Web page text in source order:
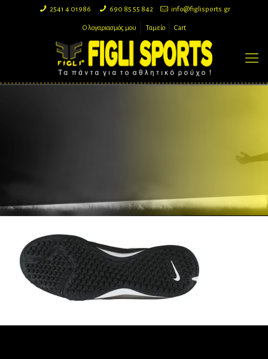
2541 4 01986 690 85 55 842 info@figlisports.gr
Ο λογαριασμός μου Ταμείο Cart